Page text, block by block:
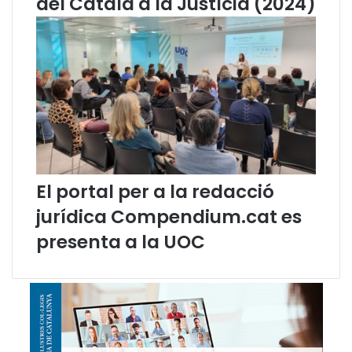
'
a
El portal per a la redacció
jurídica Compendium.cat es
presenta a la UOC